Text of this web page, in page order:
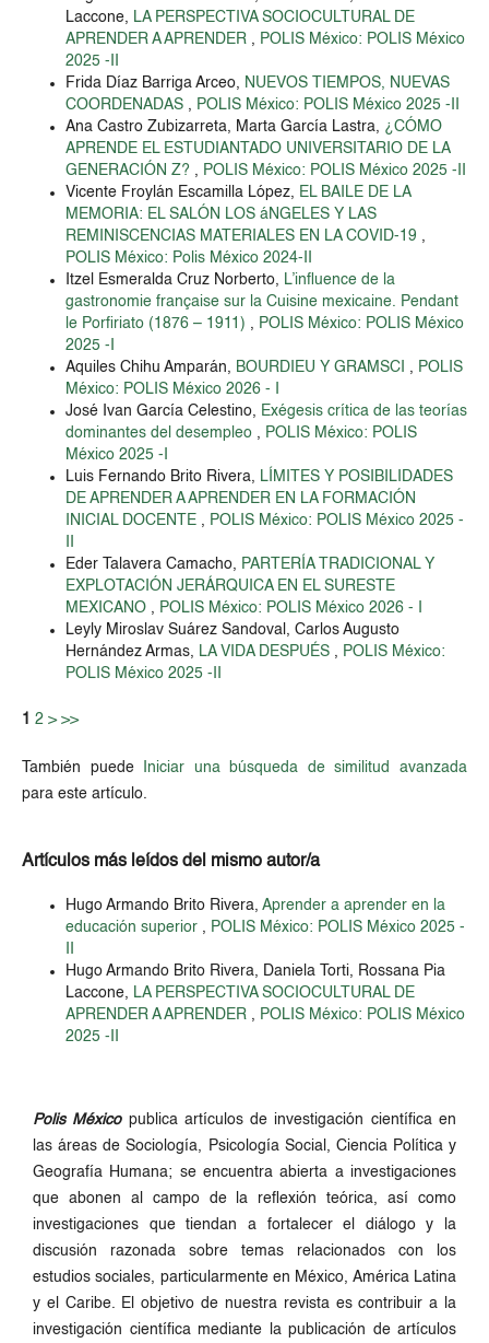
Laccone, LA PERSPECTIVA SOCIOCULTURAL DE
APRENDER A APRENDER , POLIS México: POLIS México
2025 -II
Frida Díaz Barriga Arceo, NUEVOS TIEMPOS, NUEVAS
COORDENADAS , POLIS México: POLIS México 2025 -II
Ana Castro Zubizarreta, Marta García Lastra, ¿CÓMO
APRENDE EL ESTUDIANTADO UNIVERSITARIO DE LA
GENERACIÓN Z? , POLIS México: POLIS México 2025 -II
Vicente Froylán Escamilla López, EL BAILE DE LA
MEMORIA: EL SALÓN LOS áNGELES Y LAS
REMINISCENCIAS MATERIALES EN LA COVID-19 ,
POLIS México: Polis México 2024-II
Itzel Esmeralda Cruz Norberto, L’influence de la
gastronomie française sur la Cuisine mexicaine. Pendant
le Porfiriato (1876 – 1911) , POLIS México: POLIS México
2025 -I
Aquiles Chihu Amparán, BOURDIEU Y GRAMSCI , POLIS
México: POLIS México 2026 - I
José Ivan García Celestino, Exégesis crítica de las teorías
dominantes del desempleo , POLIS México: POLIS
México 2025 -I
Luis Fernando Brito Rivera, LÍMITES Y POSIBILIDADES
DE APRENDER A APRENDER EN LA FORMACIÓN
INICIAL DOCENTE , POLIS México: POLIS México 2025 -
Eder Talavera Camacho, PARTERÍA TRADICIONAL Y
EXPLOTACIÓN JERÁRQUICA EN EL SURESTE
MEXICANO , POLIS México: POLIS México 2026 - I
Leyly Miroslav Suárez Sandoval, Carlos Augusto
Hernández Armas, LA VIDA DESPUÉS , POLIS México:
POLIS México 2025 -II
1 2 > >>
También puede
Iniciar una búsqueda de similitud avanzada
para este artículo.
Artículos más leídos del mismo autor/a
Hugo Armando Brito Rivera, Aprender a aprender en la
educación superior , POLIS México: POLIS México 2025 -
Hugo Armando Brito Rivera, Daniela Torti, Rossana Pia
Laccone, LA PERSPECTIVA SOCIOCULTURAL DE
APRENDER A APRENDER , POLIS México: POLIS México
2025 -II
Polis Méxicopublica artículos de investigación científica en
las áreas de Sociología, Psicología Social, Ciencia Política y
Geografía Humana; se encuentra abierta a investigaciones
que abonen al campo de la reflexión teórica, así como
investigaciones que tiendan a fortalecer el diálogo y la
discusión razonada sobre temas relacionados con los
estudios sociales, particularmente en México, América Latina
y el Caribe. El objetivo de nuestra revista es contribuir a la
investigación científica mediante la publicación de artículos